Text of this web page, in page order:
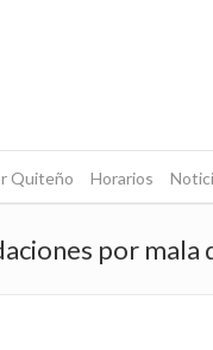
Quiteño Horarios
por